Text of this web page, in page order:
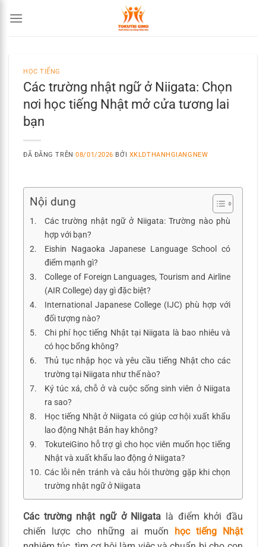
đến
HỌC TIẾNG
Các trường nhật ngữ ở Niigata: Chọn
nơi học tiếng Nhật mở cửa tương lai
bạn
ĐÃ ĐĂNG TRÊN08/01/2026 BỞI XKLDTHANHGIANGNEW
Nội dung
Các trường nhật ngữ ở Niigata: Trường nào phù
hợp với bạn?
Eishin Nagaoka Japanese Language School có
điểm mạnh gì?
College of Foreign Languages, Tourism and Airline
(AIR College) dạy gì đặc biệt?
International Japanese College (IJC) phù hợp với
đối tượng nào?
Chi phí học tiếng Nhật tại Niigata là bao nhiêu và
có học bổng không?
Thủ tục nhập học và yêu cầu tiếng Nhật cho các
trường tại Niigata như thế nào?
Ký túc xá, chỗ ở và cuộc sống sinh viên ở Niigata
ra sao?
Học tiếng Nhật ở Niigata có giúp cơ hội xuất khẩu
lao động Nhật Bản hay không?
TokuteiGino hỗ trợ gì cho học viên muốn học tiếng
Nhật và xuất khẩu lao động ở Niigata?
Các lỗi nên tránh và câu hỏi thường gặp khi chọn
trường nhật ngữ ở Niigata
Các trường nhật ngữ ở Niigata là điểm khởi đầu
chiến lược cho những ai muốn học tiếng Nhật